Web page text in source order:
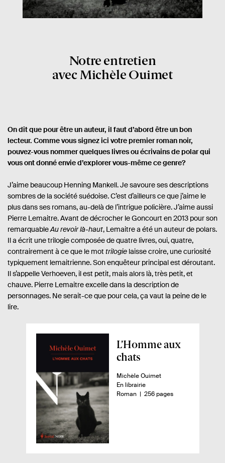
Notre entretien
avec Michèle Ouimet
On dit que pour être un auteur, il faut d’abord être un bon
lecteur. Comme vous signez ici votre premier roman noir,
pouvez-vous nommer quelques livres ou écrivains de polar qui
vous ont donné envie d’explorer vous-même ce genre?
J’aime beaucoup Henning Mankell. Je savoure ses descriptions
sombres de la société suédoise. C’est d’ailleurs ce que j’aime le
plus dans ses romans, au-delà de l’intrigue policière. J’aime aussi
Pierre Lemaitre. Avant de décrocher le Goncourt en 2013 pour son
remarquableAu revoir là-haut, Lemaitre a été un auteur de polars.
Il a écrit une trilogie composée de quatre livres, oui, quatre,
contrairement à ce que le mot trilogie laisse croire, une curiosité
typiquement lemaitrienne. Son enquêteur principal est déroutant.
Il s’appelle Verhoeven, il est petit, mais alors là, très petit, et
chauve. Pierre Lemaitre excelle dans la description de
personnages. Ne serait-ce que pour cela, ça vaut la peine de le
lire.
A
p
r
ç
L’Homme aux
chats
A
u
t
Michèle Ouimet
D
i
En librairie
n
Roman- 256 pages